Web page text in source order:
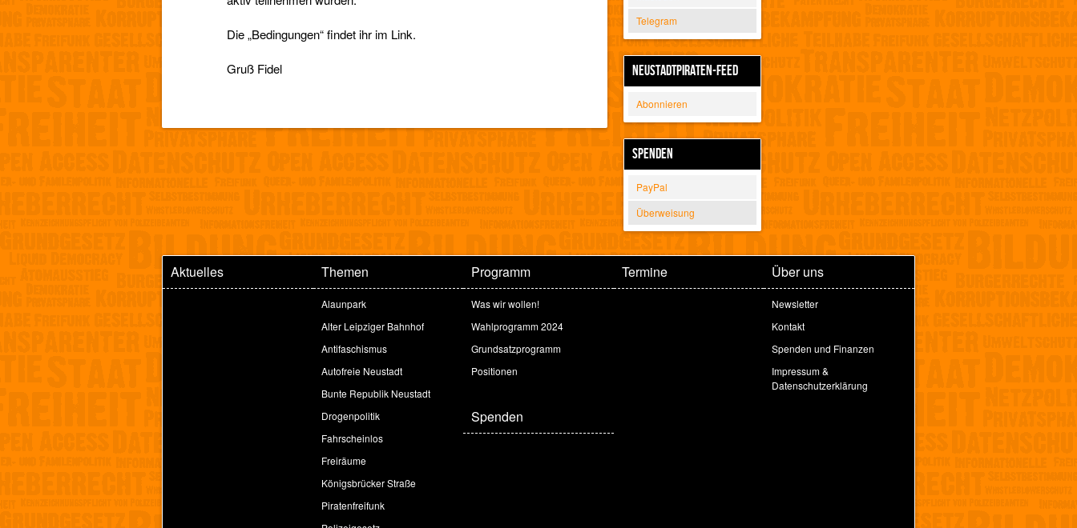
Telegram
NEUSTADTPIRATEN-FEED
Abonnieren
SPENDEN
PayPal
Überweisung
Die „Bedingungen“ findet ihr im Link.
Gruß Fidel
Aktuelles Themen
Alaunpark
Alter Leipziger Bahnhof
Antifaschismus
Autofreie Neustadt
Bunte Republik Neustadt
Drogenpolitik
Fahrscheinlos
Freiräume
Königsbrücker Straße
Piratenfreifunk
Programm
Was wir wollen!
Wahlprogramm 2024
Grundsatzprogramm
Positionen
Termine Über uns
Newsletter
Kontakt
Spenden und Finanzen
Impressum &
Datenschutzerklärung
Spenden